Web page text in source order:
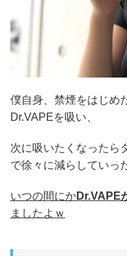
僕自身、禁煙をはじめ
Dr.VAPEを吸い、
次に吸いたくなったら
で徐々に減らしていっ
いつの間にかDr.VAPE
ましたよｗ